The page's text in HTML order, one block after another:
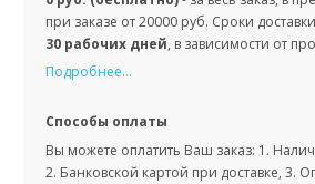
при заказе от 20000 руб. Сроки
30 рабочих дней, в зависимости от
Подробнее...
Способы оплаты
Вы можете оплатить Ваш заказ: 1.
2. Банковской картой при доставке, 3.